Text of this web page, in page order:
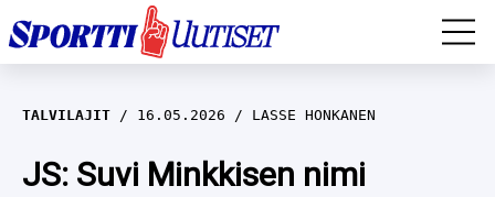
EM-YLEISURHEILU
JÄÄKIEKKO
TALVILAJIT 16.05.2026 LASSE HONKANEN
JS: Suvi Minkkisen nimi